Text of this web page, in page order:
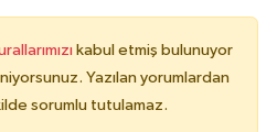
kabul etmiş bulunuyor
Yazılan yorumlardan
sorumlu tutulamaz.